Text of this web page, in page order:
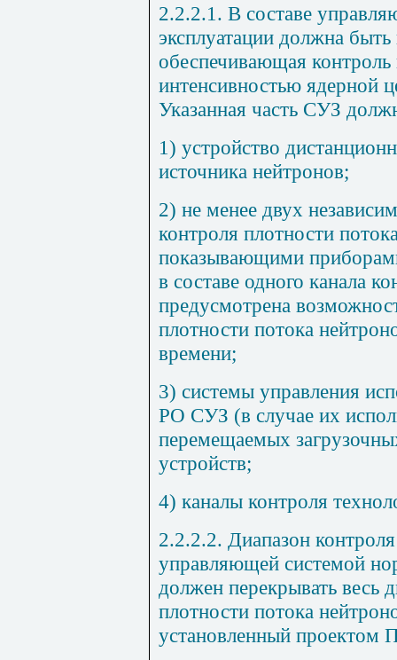
2.2.2.1. В составе
эксплуатации должна
обеспечивающая контроль
интенсивностью ядерной
Указанная часть СУЗ
1) устройство
источника нейтронов;
2) не менее двух
контроля плотности
показывающими
в составе одного канала
предусмотрена
плотности потока
времени;
3) системы управления
РО СУЗ (в случае их
перемещаемых
устройств;
4) каналы контроля
2.2.2.2. Диапазон
управляющей системой
должен перекрывать весь
плотности потока
установленный проектом